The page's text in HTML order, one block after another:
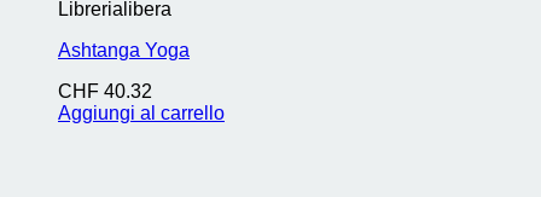
Librerialibera
Ashtanga Yoga
CHF 40.32
Aggiungi al carrello